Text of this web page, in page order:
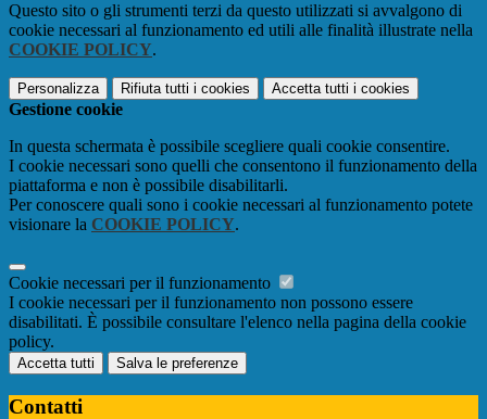
Questo sito o gli strumenti terzi da questo utilizzati si avvalgono di
cookie necessari al funzionamento ed utili alle finalità illustrate nella
COOKIE POLICY.
Personalizza Rifiuta tutti i cookies Accetta tutti i cookies
Gestione cookie
In questa schermata è possibile scegliere quali cookie consentire.
I cookie necessari sono quelli che consentono il funzionamento della
piattaforma e non è possibile disabilitarli.
Per conoscere quali sono i cookie necessari al funzionamento potete
visionare la COOKIE POLICY.
Cookie necessari per il funzionamento
I cookie necessari per il funzionamento non possono essere
disabilitati. È possibile consultare l'elenco nella pagina della cookie
policy.
Accetta tutti Salva le preferenze
Contatti